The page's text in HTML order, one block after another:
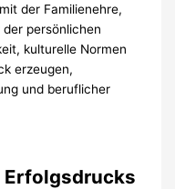
der Familienehre,
persönlichen
kulturelle Normen
erzeugen,
und beruflicher
Erfolgsdrucks